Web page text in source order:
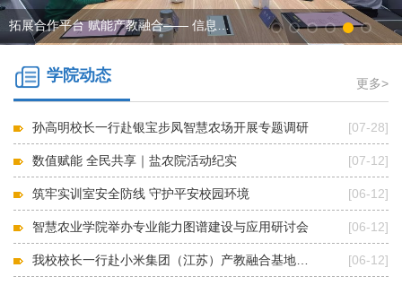
拓展合作平台 赋能产教融合—— 信息工程系赴农
学院动态 更多>
孙高明校长一行赴银宝步凤智慧农场开展专题调研 [07-28]
数值赋能 全民共享｜盐农院活动纪实 [07-12]
筑牢实训室安全防线 守护平安校园环境 [06-12]
智慧农业学院举办专业能力图谱建设与应用研讨会 [06-12]
我校校长一行赴小米集团（江苏）产教融合基地参观.. [06-12]